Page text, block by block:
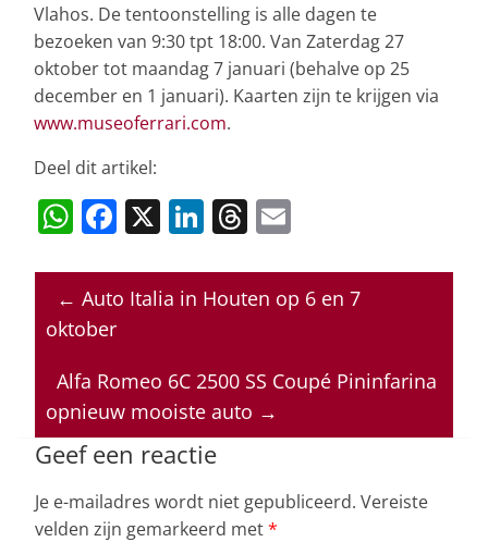
Vlahos. De tentoonstelling is alle dagen te
bezoeken van 9:30 tpt 18:00. Van Zaterdag 27
oktober tot maandag 7 januari (behalve op 25
december en 1 januari). Kaarten zijn te krijgen via
www.museoferrari.com.
Deel dit artikel:
W
at
s
p
p
F
c
e
o
o
k
X Li
k
e
n
T
re
a
s
ai
l
← Auto Italia in Houten op 6 en 7
oktober
Alfa Romeo 6C 2500 SS Coupé Pininfarina
opnieuw mooiste auto →
Geef een reactie
Je e-mailadres wordt niet gepubliceerd. Vereiste
velden zijn gemarkeerd met*